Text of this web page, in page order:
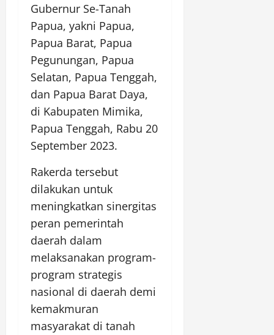
Gubernur Se-Tanah
Papua, yakni Papua,
Papua Barat, Papua
Pegunungan, Papua
Selatan, Papua Tenggah,
dan Papua Barat Daya,
di Kabupaten Mimika,
Papua Tenggah, Rabu 20
September 2023.
Rakerda tersebut
dilakukan untuk
meningkatkan sinergitas
peran pemerintah
daerah dalam
melaksanakan program-
program strategis
nasional di daerah demi
kemakmuran
masyarakat di tanah